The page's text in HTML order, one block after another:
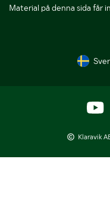
Material på denna sida får
Klaravik